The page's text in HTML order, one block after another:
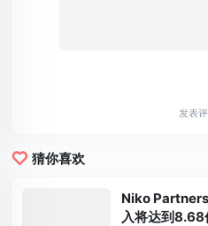
发表
猜你喜欢
Niko
入将达到8.68